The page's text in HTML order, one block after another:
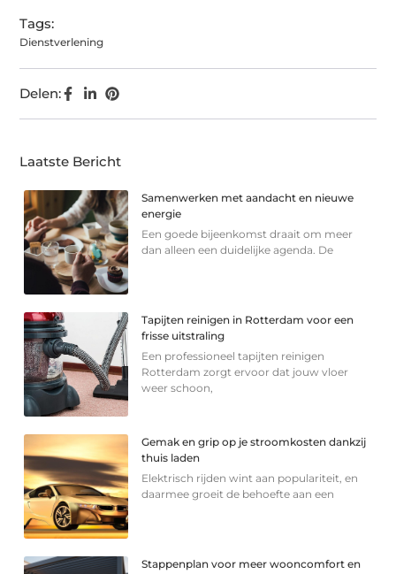
Tags:
Dienstverlening
Delen:
Laatste Bericht
Samenwerken met aandacht en nieuwe
energie
Een goede bijeenkomst draait om meer
dan alleen een duidelijke agenda. De
Tapijten reinigen in Rotterdam voor een
frisse uitstraling
Een professioneel tapijten reinigen
Rotterdam zorgt ervoor dat jouw vloer
weer schoon,
Gemak en grip op je stroomkosten dankzij
thuis laden
Elektrisch rijden wint aan populariteit, en
daarmee groeit de behoefte aan een
Stappenplan voor meer wooncomfort en